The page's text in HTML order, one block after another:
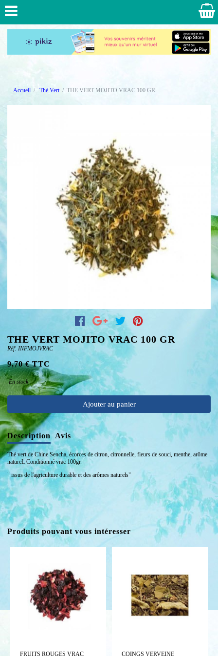
Accueil Thé Vert THE VERT MOJITO VRAC 100 GR
THE VERT MOJITO VRAC 100 GR
Réf: INFMOJVRAC
9,70 € TTC
En stock
Ajouter au panier
Description Avis
Thé vert de Chine Sencha, écorces de citron, citronnelle, fleurs de souci, menthe, arôme
natureL Conditionné vrac 100gr.
" issus de l'agriculture durable et des arômes naturels"
Produits pouvant vous intéresser
FRUITS ROUGES VRAC COINGS VERVEINE